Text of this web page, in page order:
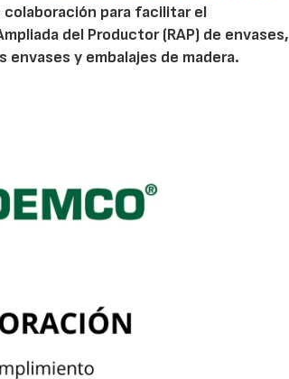
colaboración para facilitar el
del Productor (RAP) de envases,
y embalajes de madera.